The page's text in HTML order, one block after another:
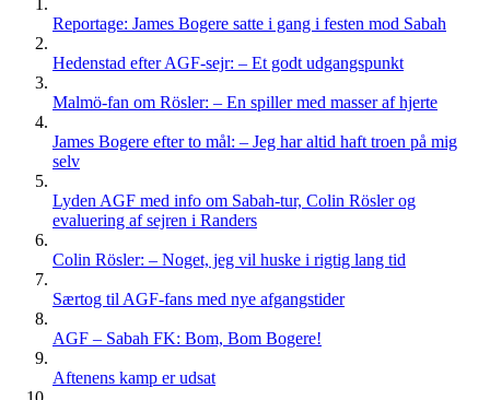
Reportage: James Bogere satte i gang i festen mod Sabah
Hedenstad efter AGF-sejr: – Et godt udgangspunkt
Malmö-fan om Rösler: – En spiller med masser af hjerte
James Bogere efter to mål: – Jeg har altid haft troen på mig
selv
Lyden AGF med info om Sabah-tur, Colin Rösler og
evaluering af sejren i Randers
Colin Rösler: – Noget, jeg vil huske i rigtig lang tid
Særtog til AGF-fans med nye afgangstider
AGF – Sabah FK: Bom, Bom Bogere!
Aftenens kamp er udsat